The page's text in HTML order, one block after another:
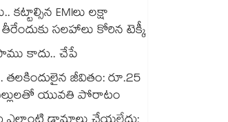
కట్టాల్సిన EMIలు లక్షా
తీరేందుకు సలహాలు కోరిన టెక్కీ
కాదు.. చేపే
తలకిందులైన జీవితం: రూ.25
యువతి పోరాటం